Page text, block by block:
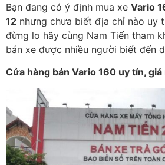
Bạn đang có ý định mua xe Vario
12 nhưng chưa biết địa chỉ nào uy
đừng lo hãy cùng Nam Tiến tham
bán xe được nhiều người biết đến
Cửa hàng bán Vario 160 uy tín, giá